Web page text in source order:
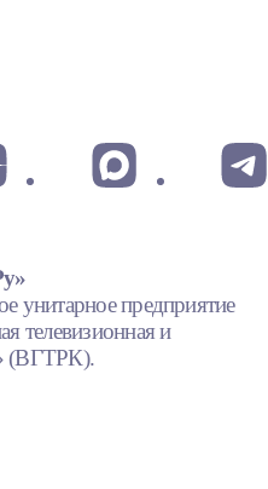
унитарное предприятие
телевизионная и
(ВГТРК).